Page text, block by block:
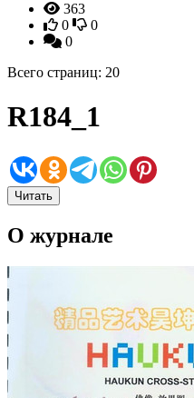
363
0
0
0
Всего страниц: 20
R184_1
Читать
О журнале